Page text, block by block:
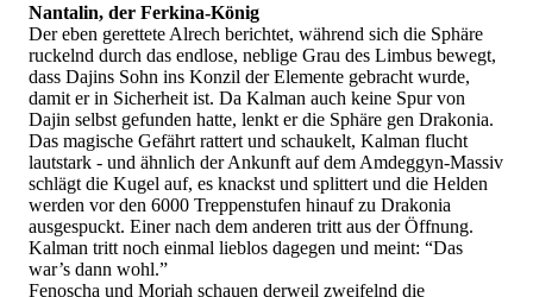
Nantalin, der Ferkina-König
Der eben gerettete Alrech berichtet, während sich die Sphäre
ruckelnd durch das endlose, neblige Grau des Limbus bewegt,
dass Dajins Sohn ins Konzil der Elemente gebracht wurde,
damit er in Sicherheit ist. Da Kalman auch keine Spur von
Dajin selbst gefunden hatte, lenkt er die Sphäre gen Drakonia.
Das magische Gefährt rattert und schaukelt, Kalman flucht
lautstark - und ähnlich der Ankunft auf dem Amdeggyn-Massiv
schlägt die Kugel auf, es knackst und splittert und die Helden
werden vor den 6000 Treppenstufen hinauf zu Drakonia
ausgespuckt. Einer nach dem anderen tritt aus der Öffnung.
Kalman tritt noch einmal lieblos dagegen und meint: “Das
war’s dann wohl.”
Fenoscha und Moriah schauen derweil zweifelnd die